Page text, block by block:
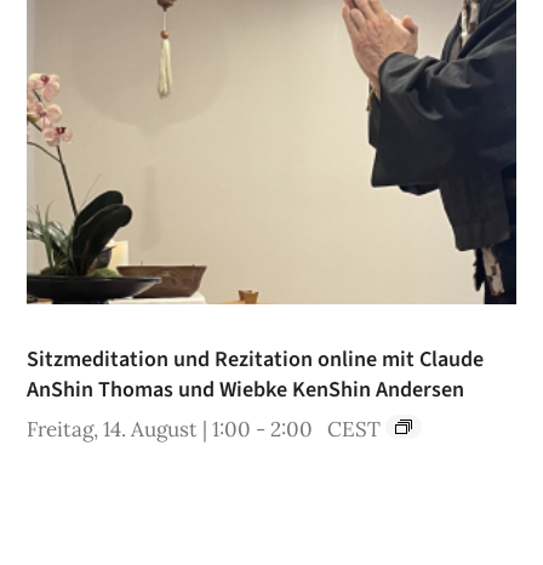
Sitzmeditation und Rezitation online mit Claude
AnShin Thomas und Wiebke KenShin Andersen
Freitag, 14. August | 1:00 -2:00 CEST